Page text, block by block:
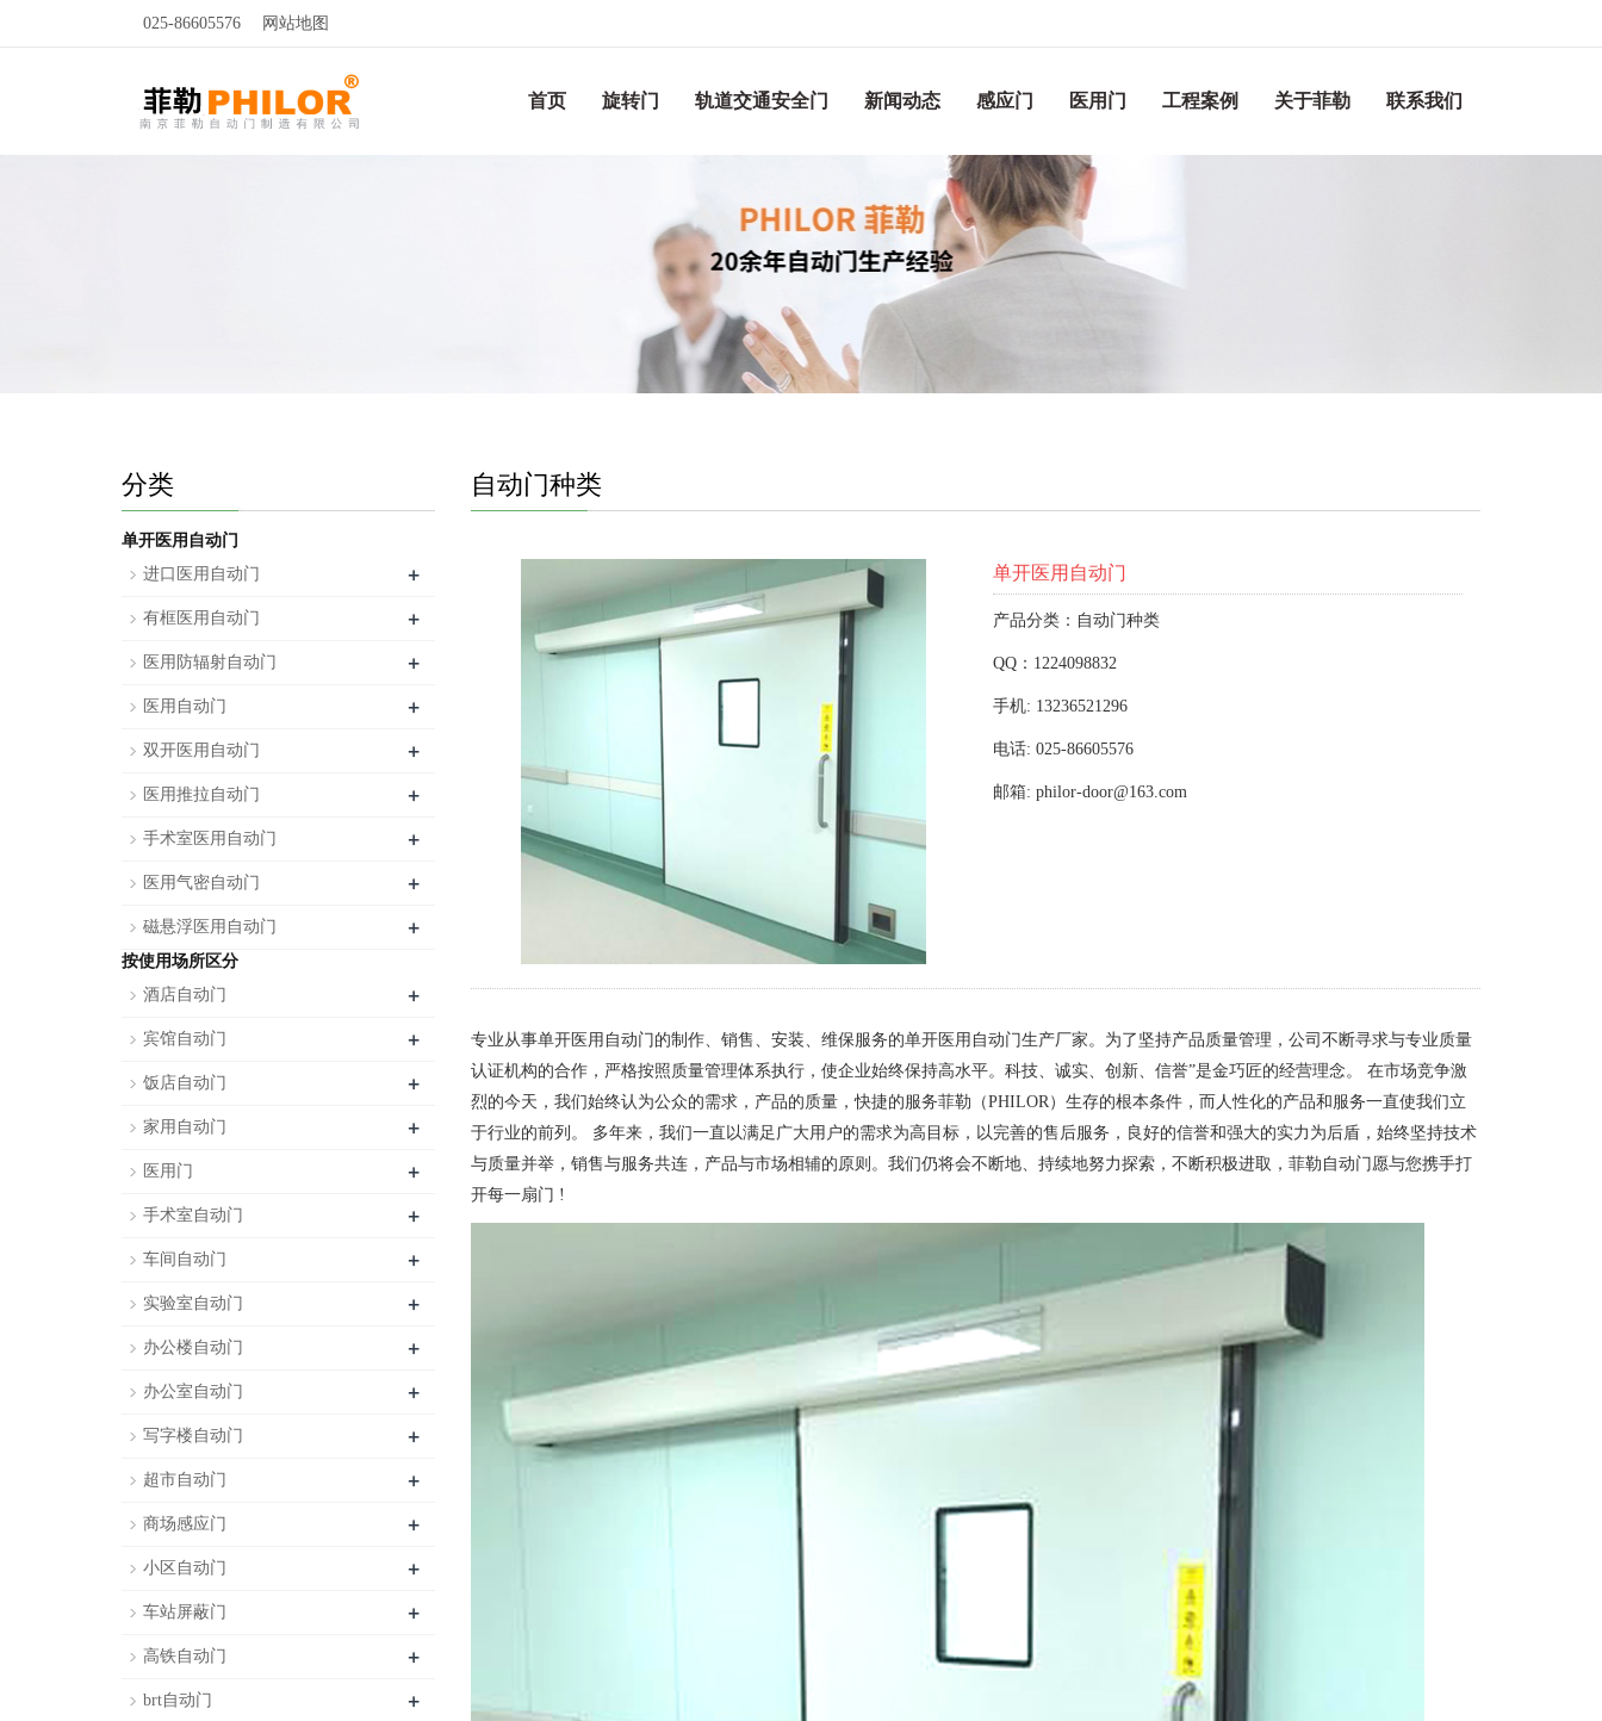
025-86605576 网站地图
首页 旋转门 轨道交通安全门 新闻动态 感应门 医用门 工程案例 关于菲勒 联系我们
自动门种类
单开医用自动门
产品分类：自动门种类
QQ：1224098832
手机: 13236521296
电话: 025-86605576
邮箱: philor-door@163.com
专业从事单开医用自动门的制作、销售、安装、维保服务的单开医用自动门生产厂家。为了坚持产品质量管理，公司不断寻求与专业质量
认证机构的合作，严格按照质量管理体系执行，使企业始终保持高水平。科技、诚实、创新、信誉”是金巧匠的经营理念。 在市场竞争激
烈的今天，我们始终认为公众的需求，产品的质量，快捷的服务菲勒（PHILOR）生存的根本条件，而人性化的产品和服务一直使我们立
于行业的前列。 多年来，我们一直以满足广大用户的需求为高目标，以完善的售后服务，良好的信誉和强大的实力为后盾，始终坚持技术
与质量并举，销售与服务共连，产品与市场相辅的原则。我们仍将会不断地、持续地努力探索，不断积极进取，菲勒自动门愿与您携手打
开每一扇门 !
分类
单开医用自动门
进口医用自动门
+
有框医用自动门 +
医用防辐射自动门 +
医用自动门 +
双开医用自动门 +
医用推拉自动门 +
手术室医用自动门 +
医用气密自动门 +
磁悬浮医用自动门 +
按使用场所区分
酒店自动门
+
宾馆自动门 +
饭店自动门 +
家用自动门 +
医用门 +
手术室自动门 +
车间自动门 +
实验室自动门 +
办公楼自动门 +
办公室自动门 +
写字楼自动门 +
超市自动门 +
商场感应门 +
小区自动门 +
车站屏蔽门 +
高铁自动门 +
brt自动门 +